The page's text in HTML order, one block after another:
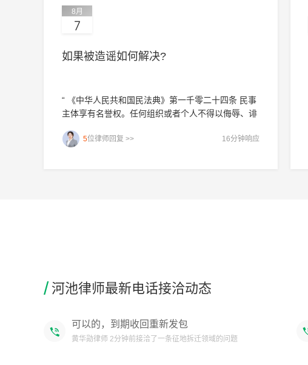
为进行处罚；最后还可以向法院起诉，要求停止侵
害、赔礼道歉甚至赔偿损失。记住，别硬来，保留好
证据（比如照片、视频）。我是杭州的吴亮律师，如
8月
7
如果被造谣如何解决?
“ 《中华人民共和国民法典》第一千零二十四条 民事
主体享有名誉权。任何组织或者个人不得以侮辱、诽
止侵害、删除造谣内容、赔礼道歉、消除负面影响、
16分钟响应
5位律师回复 >>
/ 河池律师最新电话接洽动态
黄华勋律师 2分钟前接洽了一条征地拆迁领域的问题